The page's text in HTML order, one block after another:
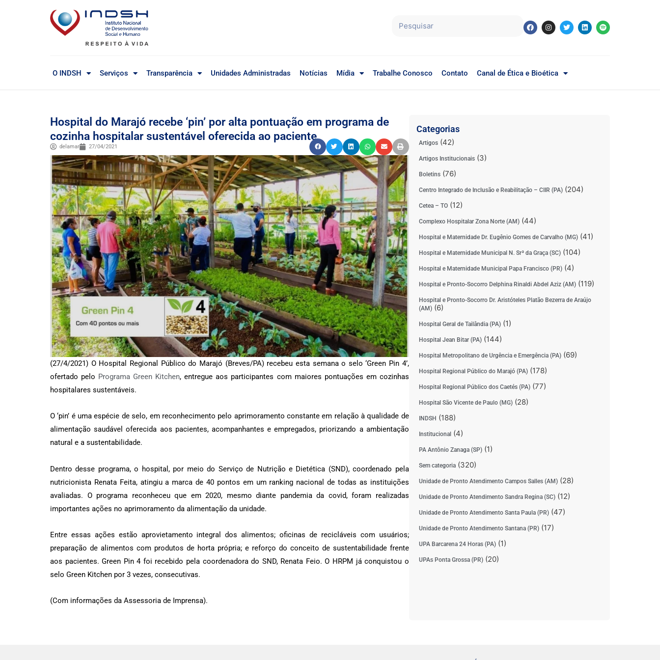
O INDSH Serviços Transparência Unidades Administradas Notícias Mídia Trabalhe Conosco Contato Canal de Ética e Bioética
Hospital do Marajó recebe ‘pin’ por alta pontuação em programa de
cozinha hospitalar sustentável oferecida ao paciente
delamar 27/04/2021
(27/4/2021) O Hospital Regional Público do Marajó (Breves/PA) recebeu esta semana o selo ‘Green Pin 4’,
ofertado pelo Programa Green Kitchen, entregue aos participantes com maiores pontuações em cozinhas
hospitalares sustentáveis.
O ‘pin’ é uma espécie de selo, em reconhecimento pelo aprimoramento constante em relação à qualidade de
alimentação saudável oferecida aos pacientes, acompanhantes e empregados, priorizando a ambientação
natural e a sustentabilidade.
Dentro desse programa, o hospital, por meio do Serviço de Nutrição e Dietética (SND), coordenado pela
nutricionista Renata Feita, atingiu a marca de 40 pontos em um ranking nacional de todas as instituições
avaliadas. O programa reconheceu que em 2020, mesmo diante pandemia da covid, foram realizadas
importantes ações no aprimoramento da alimentação da unidade.
Entre essas ações estão aprovietamento integral dos alimentos; oficinas de recicláveis com usuários;
preparação de alimentos com produtos de horta própria; e reforço do conceito de sustentabilidade frente
aos pacientes. Green Pin 4 foi recebido pela coordenadora do SND, Renata Feio. O HRPM já conquistou o
selo Green Kitchen por 3 vezes, consecutivas.
(Com informações da Assessoria de Imprensa).
Categorias
Artigos(42)
Artigos Institucionais(3)
Boletins(76)
Centro Integrado de Inclusão e Reabilitação – CIIR (PA)(204)
Cetea – TO(12)
Complexo Hospitalar Zona Norte (AM)(44)
Hospital e Maternidade Dr. Eugênio Gomes de Carvalho (MG)(41)
Hospital e Maternidade Municipal N. Srª da Graça (SC)(104)
Hospital e Maternidade Municipal Papa Francisco (PR)(4)
Hospital e Pronto-Socorro Delphina Rinaldi Abdel Aziz (AM)(119)
Hospital e Pronto-Socorro Dr. Aristóteles Platão Bezerra de Araújo
(AM)(6)
Hospital Geral de Tailândia (PA)(1)
Hospital Jean Bitar (PA)(144)
Hospital Metropolitano de Urgência e Emergência (PA)(69)
Hospital Regional Público do Marajó (PA)(178)
Hospital Regional Público dos Caetés (PA)(77)
Hospital São Vicente de Paulo (MG)(28)
INDSH (188)
Institucional(4)
PA Antônio Zanaga (SP)(1)
Sem categoria(320)
Unidade de Pronto Atendimento Campos Salles (AM)(28)
Unidade de Pronto Atendimento Sandra Regina (SC)(12)
Unidade de Pronto Atendimento Santa Paula (PR)(47)
Unidade de Pronto Atendimento Santana (PR)(17)
UPA Barcarena 24 Horas (PA)(1)
UPAs Ponta Grossa (PR)(20)